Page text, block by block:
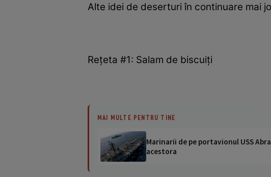
Alte idei de deserturi în continuare mai
Reţeta #1: Salam de biscuiţi
MAI MULTE PENTRU TINE
Marinarii de pe portavionul USS
acestora